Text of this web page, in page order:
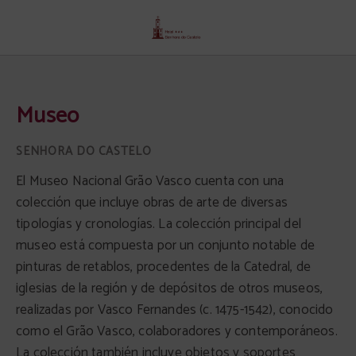
Museo
El Museo Nacional Grão Vasco cuenta con una
colección que incluye obras de arte de diversas
tipologías y cronologías. La colección principal del
museo está compuesta por un conjunto notable de
pinturas de retablos, procedentes de la Catedral, de
iglesias de la región y de depósitos de otros museos,
realizadas por Vasco Fernandes (c. 1475-1542), conocido
como el Grão Vasco, colaboradores y contemporáneos.